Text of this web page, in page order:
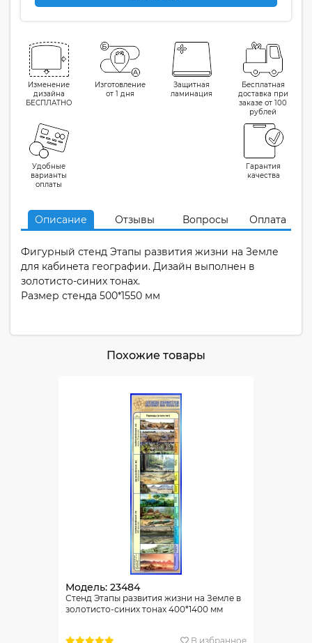
Изменение
дизайна
БЕСПЛАТНО
Изготовление
от 1 дня
Защитная
ламинация
Бесплатная
доставка при
заказе от 100
рублей
Удобные
варианты
оплаты
Гарантия
качества
Описание Отзывы Вопросы Оплата
Фигурный стенд Этапы развития жизни на Земле
для кабинета географии. Дизайн выполнен в
золотисто-синих тонах.
Размер стенда 500*1550 мм
Похожие товары
Модель: 23484
Стенд Этапы развития жизни на Земле в
золотисто-синих тонах 400*1400 мм
В избранное